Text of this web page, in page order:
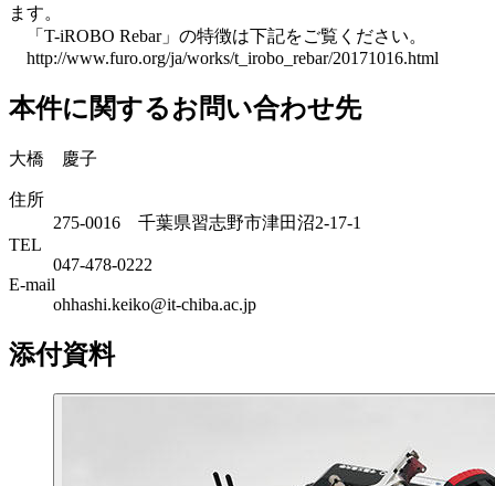
ます。
「T-iROBO Rebar」の特徴は下記をご覧ください。
http://www.furo.org/ja/works/t_irobo_rebar/20171016.html
本件に関するお問い合わせ先
大橋 慶子
住所
275-0016 千葉県習志野市津田沼2-17-1
TEL
047-478-0222
E-mail
ohhashi.keiko@it-chiba.ac.jp
添付資料